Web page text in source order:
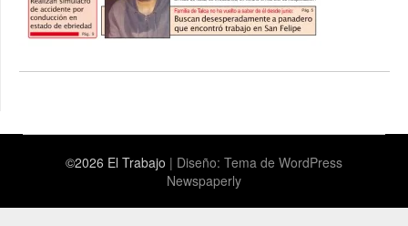
©2026 El Trabajo | Diseño: Tema de WordPress
Newspaperly